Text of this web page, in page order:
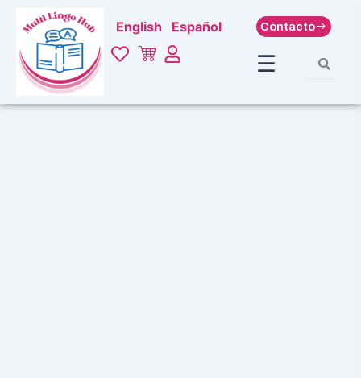
contenido
English Español Contacto
☰